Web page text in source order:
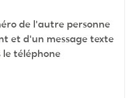
de l'autre personne
et d'un message texte
téléphone